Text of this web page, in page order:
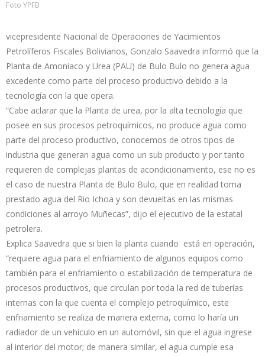
Foto YPFB
vicepresidente Nacional de Operaciones de Yacimientos
Petrolíferos Fiscales Bolivianos, Gonzalo Saavedra informó que la
Planta de Amoniaco y Urea (PAU) de Bulo Bulo no genera agua
excedente como parte del proceso productivo debido a la
tecnología con la que opera.
“Cabe aclarar que la Planta de urea, por la alta tecnología que
posee en sus procesos petroquímicos, no produce agua como
parte del proceso productivo, conocemos de otros tipos de
industria que generan agua como un sub producto y por tanto
requieren de complejas plantas de acondicionamiento, ese no es
el caso de nuestra Planta de Bulo Bulo, que en realidad toma
prestado agua del Rio Ichoa y son devueltas en las mismas
condiciones al arroyo Muñecas”, dijo el ejecutivo de la estatal
petrolera.
Explica Saavedra que si bien la planta cuando está en operación,
“requiere agua para el enfriamiento de algunos equipos como
también para el enfriamiento o estabilización de temperatura de
procesos productivos, que circulan por toda la red de tuberías
internas con la que cuenta el complejo petroquímico, este
enfriamiento se realiza de manera externa, como lo haría un
radiador de un vehículo en un automóvil, sin que el agua ingrese
al interior del motor; de manera similar, el agua cumple esa